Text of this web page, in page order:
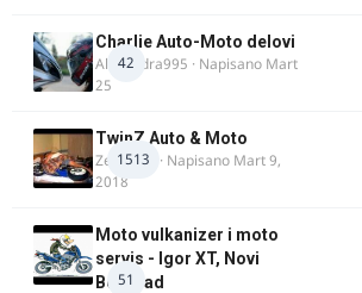
42
Charlie Auto-Moto delovi
Alexandra995 · Napisano Mart
25
1513
TwinZ Auto & Moto
Zeljkamp · Napisano Mart 9,
2018
51
Moto vulkanizer i moto
servis - Igor XT, Novi
Beograd